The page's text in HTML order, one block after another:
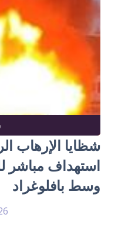
شظايا الإرهاب
استهداف مباشر
وسط بافلوغراد